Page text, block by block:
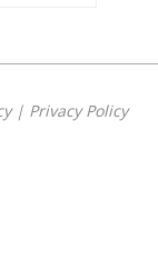
| Privacy Policy